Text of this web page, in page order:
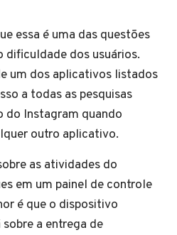
essa é uma das questões
dificuldade dos usuários.
um dos aplicativos listados
a todas as pesquisas
do Instagram quando
outro aplicativo.
as atividades do
em um painel de controle
é que o dispositivo
a entrega de